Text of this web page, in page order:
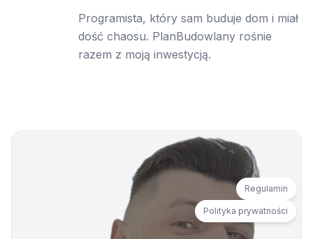
Programista, który sam buduje dom i miał
dość chaosu. PlanBudowlany rośnie
razem z moją inwestycją.
Regulamin
Polityka prywatności